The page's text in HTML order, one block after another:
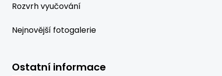
Rozvrh vyučování
Nejnovější fotogalerie
Ostatní informace